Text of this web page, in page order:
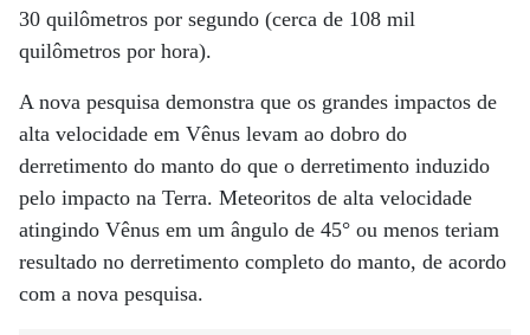
30 quilômetros por segundo (cerca de 108 mil
quilômetros por hora).
A nova pesquisa demonstra que os grandes impactos de
alta velocidade em Vênus levam ao dobro do
derretimento do manto do que o derretimento induzido
pelo impacto na Terra. Meteoritos de alta velocidade
atingindo Vênus em um ângulo de 45° ou menos teriam
resultado no derretimento completo do manto, de acordo
com a nova pesquisa.